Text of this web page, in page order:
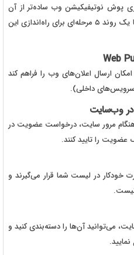
پوش نوتیفیکیشن وب ساده‌تر از آن
چیزی است که تصور می‌کنید. در اینجا یک روند ۵ مرحله‌ای برای راه‌اندازی این
Web
امکان ارسال اعلان‌های وب را فراهم کند
سرویس‌های داخلی).
وب‌سایت
یا هنگام مرور سایت، درخواست عضویت در
عضویت را تایید کنند.
خودکار در لیست شما قرار می‌گیرند و
نیست.
می‌توانید آن‌ها را دسته‌بندی کنید و